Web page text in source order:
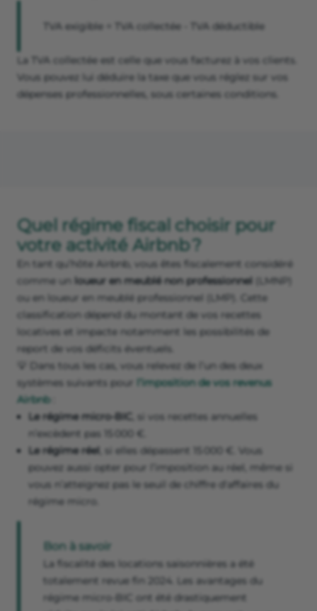
TVA exigible = TVA collectée - TVA déductible
La TVA collectée est celle que vous facturez à vos clients.
Vous pouvez lui déduire la taxe que vous réglez sur vos
dépenses professionnelles, sous certaines conditions.
Quel régime fiscal choisir pour
votre activité Airbnb ?
En tant qu’hôte Airbnb, vous êtes fiscalement considéré
comme un loueur en meublé non professionnel (LMNP)
ou en loueur en meublé professionnel (LMP). Cette
classification dépend du montant de vos recettes
locatives et impacte notamment les possibilités de
report de vos déficits éventuels.
💡 Dans tous les cas, vous relevez de l’un des deux
systèmes suivants pour
l’imposition de vos revenus
Airbnb:
Le régime micro-BIC
, si vos recettes annuelles
n’excèdent pas 15 000 €.
Le régime réel , si elles dépassent 15 000 €. Vous
pouvez aussi opter pour l’imposition au réel, même si
vous n’atteignez pas le seuil de chiffre d'affaires du
régime micro.
Bon à savoir
La fiscalité des locations saisonnières a été
totalement revue fin 2024. Les avantages du
régime micro-BIC ont été drastiquement